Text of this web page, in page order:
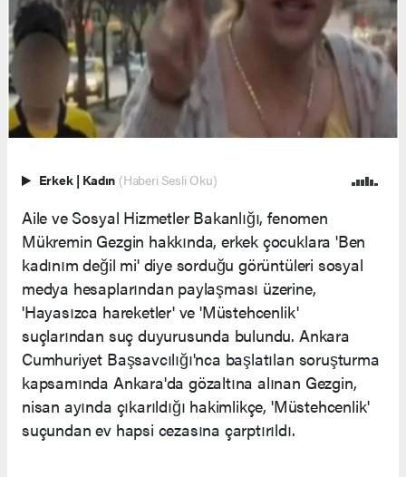
Erkek | Kadın (Haberi Sesli Oku)
Aile ve Sosyal Hizmetler Bakanlığı, fenomen
Mükremin Gezgin hakkında, erkek çocuklara 'Ben
kadınım değil mi' diye sorduğu görüntüleri sosyal
medya hesaplarından paylaşması üzerine,
'Hayasızca hareketler' ve 'Müstehcenlik'
suçlarından suç duyurusunda bulundu. Ankara
Cumhuriyet Başsavcılığı'nca başlatılan soruşturma
kapsamında Ankara'da gözaltına alınan Gezgin,
nisan ayında çıkarıldığı hakimlikçe, 'Müstehcenlik'
suçundan ev hapsi cezasına çarptırıldı.